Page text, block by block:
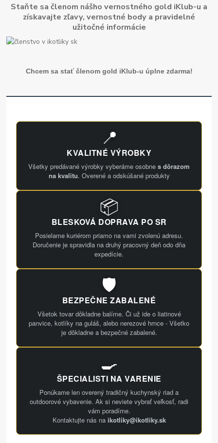
Staňte sa členom nášho vernostného gold iKlub-u a
získavajte zľavy, vernostné body a pravidelné
užitočné informácie
Chcem sa stať členom gold iKlub-u úplne zdarma!
📍
KVALITNÉ VÝROBKY
Všetky predávané výrobky vyberáme osobne s dôrazom
na kvalitu. Overené a odskúšané produkty
📦
BLESKOVÁ DOPRAVA PO SR
Posielame kuriérom priamo na vami zvolenú adresu.
Doručenie je spravidla na druhý pracovný deň odo dňa
expedície.
🛡️
BEZPEČNE ZABALENÉ
Všetok tovar dôkladne balíme. Či už ide o liatinové
panvice, kotlíky na guláš, alebo nerezové hrnce - Všetko
je dôkladne a bezpečné zabalené.
🍳
ŠPECIALISTI NA VARENIE
Ponúkame len overený tradičný kuchynský riad a
outdoorové vybavenie. Ak si neviete vybrať veľkosť, radi
vám poradíme.
Kontaktujte nás na ikotliky@ikotliky.sk